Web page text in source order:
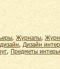
, журналы,
, дизайн
, предметы